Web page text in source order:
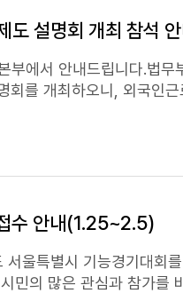
설명회 개최 참석
부에서 안내드립니다.법
를 개최하오니, 외국인근
업체 임직원, 외국인 등
득 가능 단순노무(E-9 등) -숙련기능(E-7-4) - 거주(F-2) - 영주권(F-5)​마. 신청방법 : 첨부의 공
수 안내(1.25~2.5)
울특별시 기능경기대회
민의 많은 관심과 참가